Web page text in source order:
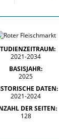
2021-2034
BASISJAHR:
2025
DATEN:
2021-2024
DER SEITEN:
128